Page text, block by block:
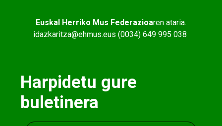
Euskal Herriko Mus Federazioaren ataria.
idazkaritza@ehmus.eus (0034) 649 995 038
Harpidetu gure
buletinera